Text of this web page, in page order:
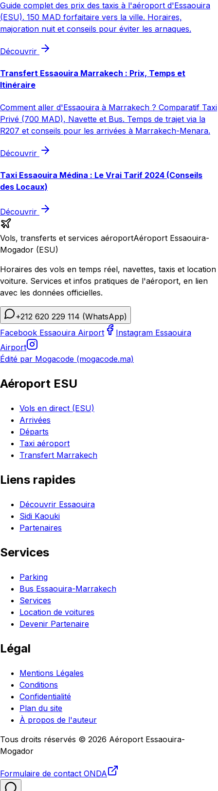
Guide complet des prix des taxis à l'aéroport d'Essaouira
(ESU). 150 MAD forfaitaire vers la ville. Horaires,
majoration nuit et conseils pour éviter les arnaques.
Découvrir
Transfert Essaouira Marrakech : Prix, Temps et
Itinéraire
Comment aller d'Essaouira à Marrakech ? Comparatif Taxi
Privé (700 MAD), Navette et Bus. Temps de trajet via la
R207 et conseils pour les arrivées à Marrakech-Menara.
Découvrir
Taxi Essaouira Médina : Le Vrai Tarif 2024 (Conseils
des Locaux)
Découvrir
Vols, transferts et services aéroportAéroport Essaouira-
Mogador (ESU)
Horaires des vols en temps réel, navettes, taxis et location
voiture. Services et infos pratiques de l'aéroport, en lien
avec les données officielles.
+212 620 229 114 (WhatsApp)
Facebook Essaouira Airport
Instagram Essaouira
Airport
Édité par Mogacode (mogacode.ma)
Aéroport ESU
Vols en direct (ESU)
Arrivées
Départs
Taxi aéroport
Transfert Marrakech
Liens rapides
Découvrir Essaouira
Sidi Kaouki
Partenaires
Services
Parking
Bus Essaouira-Marrakech
Services
Location de voitures
Devenir Partenaire
Légal
Mentions Légales
Conditions
Confidentialité
Plan du site
À propos de l'auteur
Tous droits réservés © 2026 Aéroport Essaouira-
Mogador
Formulaire de contact ONDA